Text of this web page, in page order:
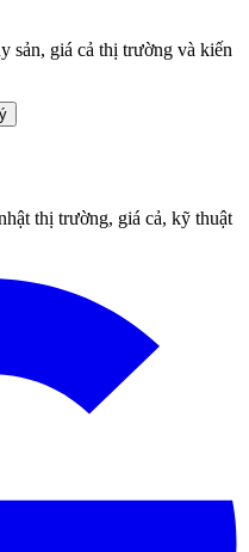
sản, giá cả thị trường và kiến
thị trường, giá cả, kỹ thuật